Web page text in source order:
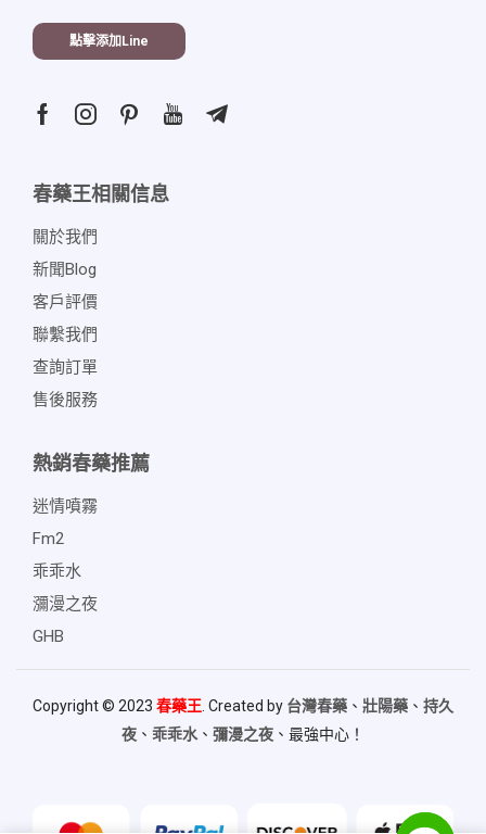
點擊添加line
春藥王相關信息
關於我們
新聞blog
客戶評價
聯繫我們
查詢訂單
售後服務
熱銷春藥推薦
迷情噴霧
Fm2
乖乖水
瀰漫之夜
GHB
Copyright © 2023 春藥王. Created by 台灣春藥 、 壯陽藥 、 持久
夜 、 乖乖水、 彌漫之夜 、最強中心！